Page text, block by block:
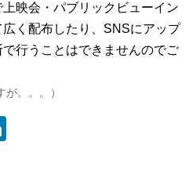
映会・パブリックビューイン
く配布したり、SNSにアップ
行うことはできませんのでご
が。。。）